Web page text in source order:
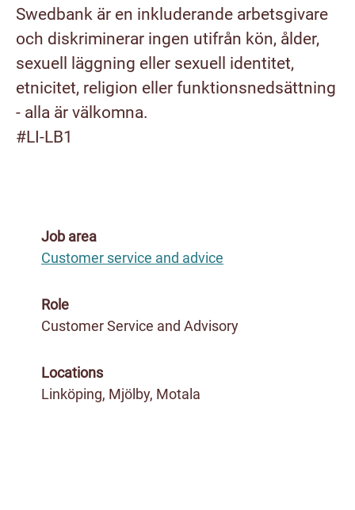
Swedbank är en inkluderande arbetsgivare
och diskriminerar ingen utifrån kön, ålder,
sexuell läggning eller sexuell identitet,
etnicitet, religion eller funktionsnedsättning
- alla är välkomna.
#LI-LB1
Job area
Customer service and advice
Role
Customer Service and Advisory
Locations
Linköping, Mjölby, Motala